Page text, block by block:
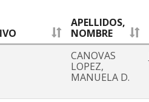
APELLIDOS,
NOMBRE
CANOVAS
LOPEZ,
MANUELA D.